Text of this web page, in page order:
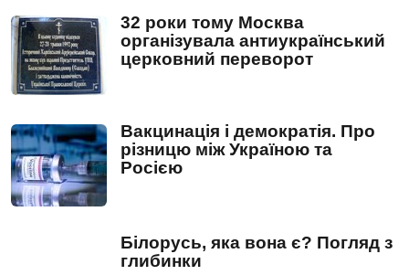
32 роки тому Москва
організувала антиукраїнський
церковний переворот
Вакцинація і демократія. Про
різницю між Україною та
Росією
Білорусь, яка вона є? Погляд з
глибинки